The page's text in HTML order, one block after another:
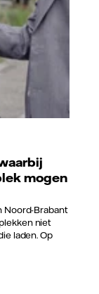
mogen
Noord-Brabant
niet
laden. Op